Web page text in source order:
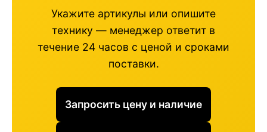
Укажите артикулы или опишите
технику — менеджер ответит в
течение 24 часов с ценой и сроками
поставки.
Запросить цену и наличие